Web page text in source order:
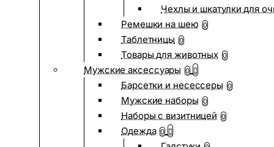
Чехлы и шкатулки для
Ремешки на шею 0
Таблетницы 0
Товары для животных 0
Мужские аксессуары 0
Барсетки и несессеры 0
Мужские наборы 0
Наборы с визитницей 0
Одежда 0